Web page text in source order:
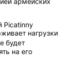
Picatinny
нагрузки
будет
на его